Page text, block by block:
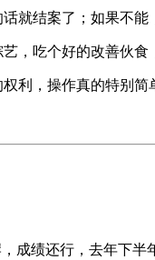
就结案了；如果不能
吃个好的改善伙食
利，操作真的特别简
，成绩还行，去年